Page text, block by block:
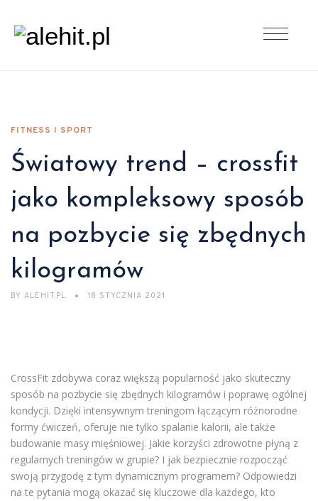
FITNESS I SPORT
Światowy trend – crossfit
jako kompleksowy sposób
na pozbycie się zbędnych
kilogramów
BY ALEHIT.PL 18 STYCZNIA 2021
CrossFit zdobywa coraz większą popularność jako skuteczny
sposób na pozbycie się zbędnych kilogramów i poprawę ogólnej
kondycji. Dzięki intensywnym treningom łączącym różnorodne
formy ćwiczeń, oferuje nie tylko spalanie kalorii, ale także
budowanie masy mięśniowej. Jakie korzyści zdrowotne płyną z
regularnych treningów w grupie? I jak bezpiecznie rozpocząć
swoją przygodę z tym dynamicznym programem? Odpowiedzi
na te pytania mogą okazać się kluczowe dla każdego, kto